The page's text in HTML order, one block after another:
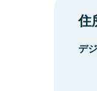
住
デ